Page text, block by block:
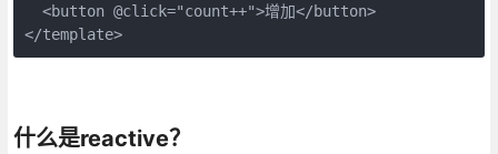
  <button @click="count++">增加</button>
</template>
什么是reactive？